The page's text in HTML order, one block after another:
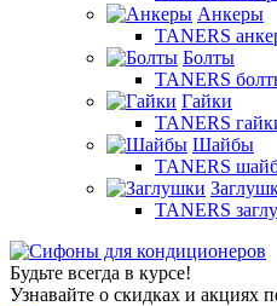
Анкеры
TANERS
Болты
TANERS
Гайки
TANERS
Шайбы
TANERS
TANERS
Будьте всегда в курсе!
Узнавайте о скидках и акциях